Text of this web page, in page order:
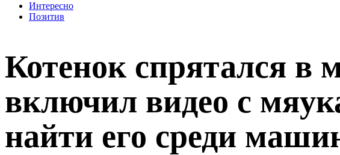
Интересно
Позитив
Котенок спрятался в
включил видео с
найти его среди